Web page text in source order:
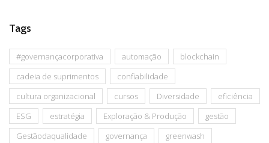
Tags
#governançacorporativa automação
blockchain
cadeia de suprimentos
confiabilidade
cultura organizacional
cursos Diversidade
eficiência
ESG
estratégia Exploração & Produção
gestão
Gestãodaqualidade
governança
greenwash